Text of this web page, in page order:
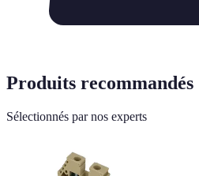
Produits recommandés
Sélectionnés par nos experts